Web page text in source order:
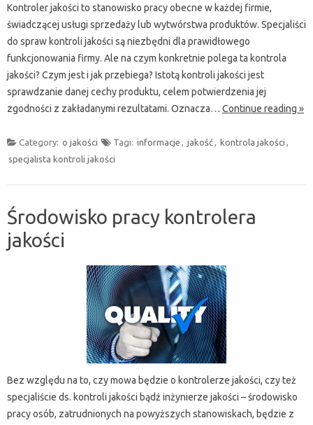
Kontroler jakości to stanowisko pracy obecne w każdej firmie,
świadczącej usługi sprzedaży lub wytwórstwa produktów. Specjaliści
do spraw kontroli jakości są niezbędni dla prawidłowego
funkcjonowania firmy. Ale na czym konkretnie polega ta kontrola
jakości? Czym jest i jak przebiega? Istotą kontroli jakości jest
sprawdzanie danej cechy produktu, celem potwierdzenia jej
zgodności z zakładanymi rezultatami. Oznacza… Continue reading »
Category: o jakości Tagi: informacje , jakość, kontrola jakości ,
specjalista kontroli jakości
Środowisko pracy kontrolera
jakości
Bez względu na to, czy mowa będzie o kontrolerze jakości, czy też
specjaliście ds. kontroli jakości bądź inżynierze jakości – środowisko
pracy osób, zatrudnionych na powyższych stanowiskach, będzie z